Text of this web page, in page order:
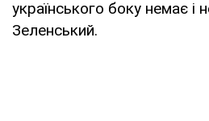
українського боку немає і
Зеленський.